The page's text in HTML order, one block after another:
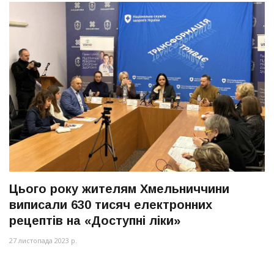
Цього року жителям Хмельниччини
виписали 630 тисяч електронних
рецептів на «Доступні ліки»
27 листопада 2023 р.